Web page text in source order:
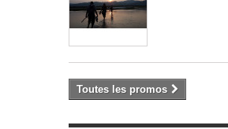
Toutes les promos